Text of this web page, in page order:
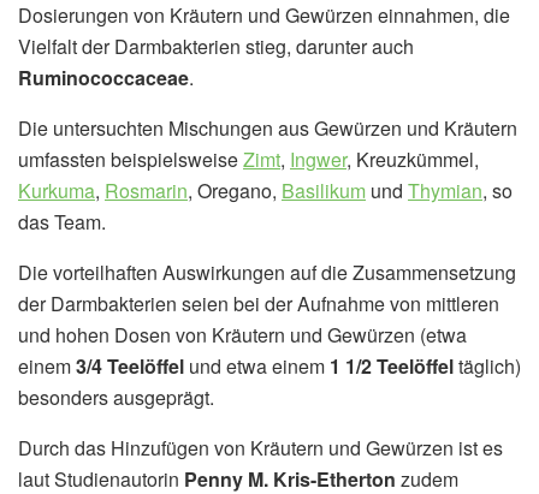
Dosierungen von Kräutern und Gewürzen einnahmen, die
Vielfalt der Darmbakterien stieg, darunter auch
Ruminococcaceae.
Die untersuchten Mischungen aus Gewürzen und Kräutern
umfassten beispielsweiseZimt, Ingwer, Kreuzkümmel,
Kurkuma, Rosmarin, Oregano, Basilikum und Thymian, so
das Team.
Die vorteilhaften Auswirkungen auf die Zusammensetzung
der Darmbakterien seien bei der Aufnahme von mittleren
und hohen Dosen von Kräutern und Gewürzen (etwa
einem3/4 Teelöffel und etwa einem 1 1/2 Teelöffeltäglich)
besonders ausgeprägt.
Durch das Hinzufügen von Kräutern und Gewürzen ist es
laut Studienautorin Penny M. Kris-Etherton zudem